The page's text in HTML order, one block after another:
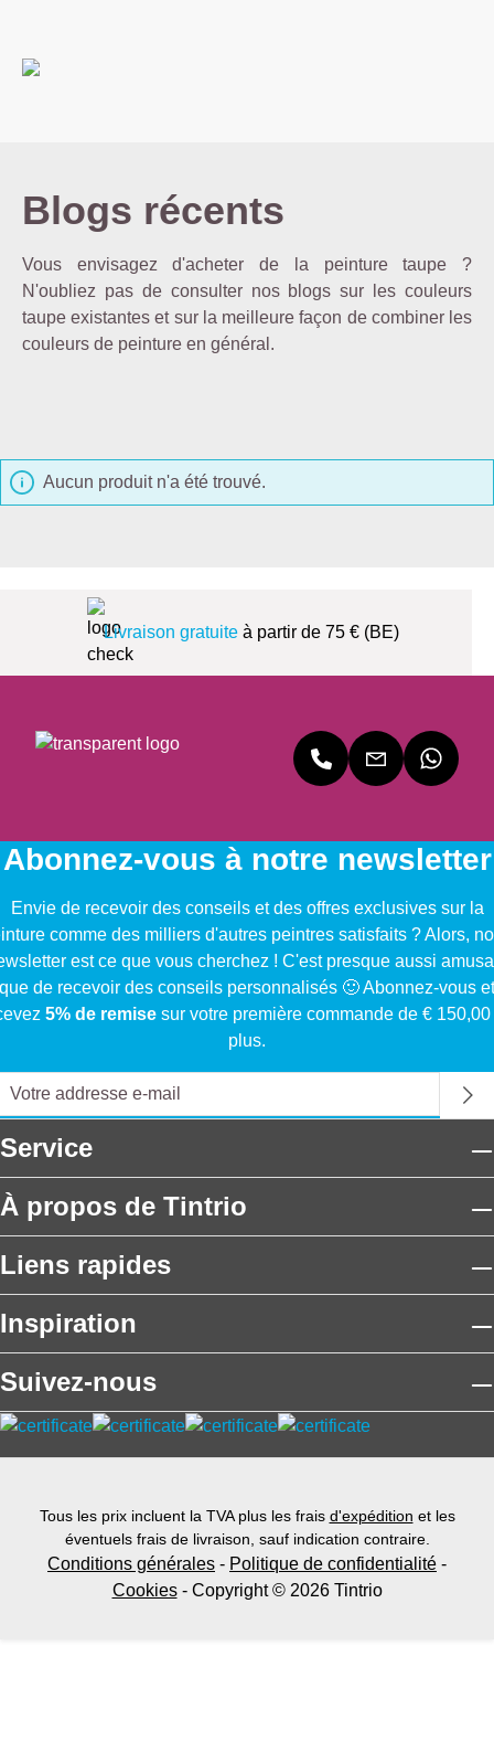
Blogs récents
Vous envisagez d'acheter de la peinture taupe ?
N'oubliez pas de consulter nos blogs sur les couleurs
taupe existantes et sur la meilleure façon de combiner les
couleurs de peinture en général.
Aucun produit n'a été trouvé.
Livraison gratuiteà partir de 75 € (BE)
Abonnez-vous à notre newsletter
Envie de recevoir des conseils et des offres exclusives sur la
comme des milliers d'autres peintres satisfaits ? Alors,
est ce que vous cherchez ! C'est presque aussi
que de recevoir des conseils personnalisés 🙂 Abonnez-vous et
5% de remise sur votre première commande de € 150,00
plus.
Service
À propos de Tintrio
Liens rapides
Inspiration
Suivez-nous
Tous les prix incluent la TVA plus les frais d'expédition et les
éventuels frais de livraison, sauf indication contraire.
Conditions générales - Politique de confidentialité -
Cookies- Copyright © 2026 Tintrio